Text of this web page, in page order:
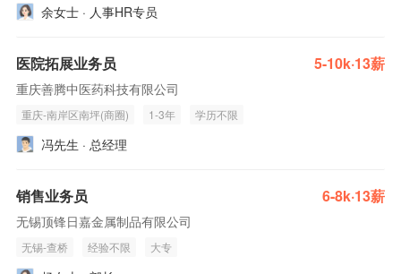
余女士 · 人事HR专员
医院拓展业务员 5-10k·13薪
重庆善腾中医药科技有限公司
重庆-南岸区南坪(商圈) 1-3年 学历不限
冯先生 · 总经理
销售业务员 6-8k·13薪
无锡顶锋日嘉金属制品有限公司
无锡-查桥 经验不限 大专